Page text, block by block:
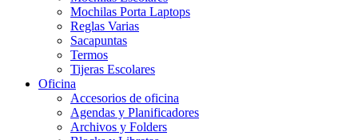
Mochilas Porta Laptops
Reglas Varias
Sacapuntas
Termos
Tijeras Escolares
Oficina
Accesorios de oficina
Agendas y Planificadores
Archivos y Folders